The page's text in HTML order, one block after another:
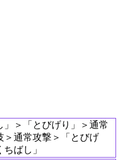
」＞「とびげり」＞通常
＞通常攻撃＞「とびげ
ばし」